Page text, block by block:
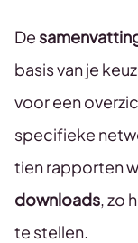
De
basis van je
voor een
specifieke
tien rapporten
downloads, zo
te stellen.